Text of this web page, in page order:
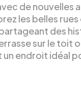
de nouvelles
les belles rues
des
sur le toit
un endroit idéal